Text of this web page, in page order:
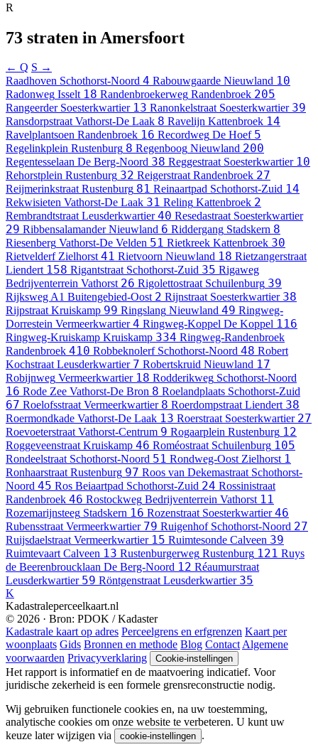
R
73 straten in Amersfoort
← Q S →
Raadhoven Schothorst-Noord 4 Rabouwgaarde Nieuwland 10
Radonweg Isselt 18 Randenbroekerweg Randenbroek 205
Rangeerder Soesterkwartier 13 Ranonkelstraat Soesterkwartier 39
Ransdorpstraat Vathorst-De Laak 8 Ravelijn Kattenbroek 14
Ravelplantsoen Randenbroek 16 Recordweg De Hoef 5
Regelinkplein Rustenburg 8 Regenboog Nieuwland 200
Regentesselaan De Berg-Noord 38 Reggestraat Soesterkwartier 10
Rehorstplein Rustenburg 32 Reigerstraat Randenbroek 27
Reijmerinkstraat Rustenburg 81 Reinaartpad Schothorst-Zuid 14
Rekwisieten Vathorst-De Laak 31 Reling Kattenbroek 2
Rembrandtstraat Leusderkwartier 40 Resedastraat Soesterkwartier
29 Ribbensalamander Nieuwland 6 Riddergang Stadskern 8
Riesenberg Vathorst-De Velden 51 Rietkreek Kattenbroek 30
Rietvelderf Zielhorst 41 Rietvoorn Nieuwland 18 Rietzangerstraat
Liendert 158 Rigantstraat Schothorst-Zuid 35 Rigaweg
Bedrijventerrein Vathorst 26 Rigolettostraat Schuilenburg 39
Rijksweg A1 Buitengebied-Oost 2 Rijnstraat Soesterkwartier 38
Rijpstraat Kruiskamp 99 Ringslang Nieuwland 49 Ringweg-
Dorrestein Vermeerkwartier 4 Ringweg-Koppel De Koppel 116
Ringweg-Kruiskamp Kruiskamp 334 Ringweg-Randenbroek
Randenbroek 410 Robbeknolerf Schothorst-Noord 48 Robert
Kochstraat Leusderkwartier 7 Robertskruid Nieuwland 17
Robijnweg Vermeerkwartier 18 Rodderikweg Schothorst-Noord
16 Rode Zee Vathorst-De Bron 8 Roelandplaats Schothorst-Zuid
67 Roelofsstraat Vermeerkwartier 8 Roerdompstraat Liendert 38
Roermondkade Vathorst-De Laak 13 Roerstraat Soesterkwartier 27
Roevoeterstraat Vathorst-Centrum 9 Rogaarplein Rustenburg 12
Roggeveenstraat Kruiskamp 46 Roméostraat Schuilenburg 105
Rondeelstraat Schothorst-Noord 51 Rondweg-Oost Zielhorst 1
Ronhaarstraat Rustenburg 97 Roos van Dekemastraat Schothorst-
Noord 45 Ros Beiaartpad Schothorst-Zuid 24 Rossinistraat
Randenbroek 46 Rostockweg Bedrijventerrein Vathorst 11
Rozemarijnsteeg Stadskern 16 Rozenstraat Soesterkwartier 46
Rubensstraat Vermeerkwartier 79 Ruigenhof Schothorst-Noord 27
Ruijsdaelstraat Vermeerkwartier 15 Ruimtesonde Calveen 39
Ruimtevaart Calveen 13 Rustenburgerweg Rustenburg 121 Ruys
de Beerenbroucklaan De Berg-Noord 12 Réaumurstraat
Leusderkwartier 59 Röntgenstraat Leusderkwartier 35
K
Kadastraleperceelkaart.nl
© 2026 · Bron: PDOK / Kadaster
Kadastrale kaart op adres Perceelgrens en erfgrenzen Kaart per
woonplaats Gids Bronnen en methode Blog ContactAlgemene
voorwaarden Privacyverklaring Cookie-instellingen
Het rapport is informatief en de maatvoering indicatief. Voor
juridische zekerheid is een formele grensreconstructie nodig.
Wij gebruiken functionele cookies en, na uw toestemming,
analytische cookies om onze website te verbeteren. U kunt uw
keuze later wijzigen via
cookie-instellingen .